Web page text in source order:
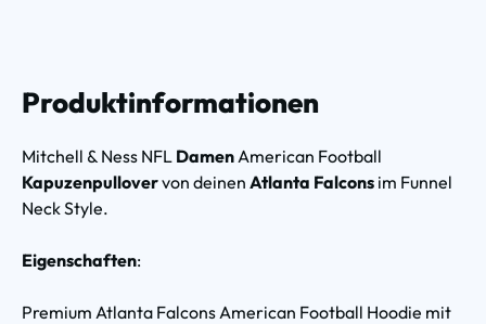
Produktinformationen
Mitchell & Ness NFL Damen American Football
Kapuzenpullovervon deinen Atlanta Falcons im Funnel
Neck Style.
Eigenschaften:
Premium Atlanta Falcons American Football Hoodie mit